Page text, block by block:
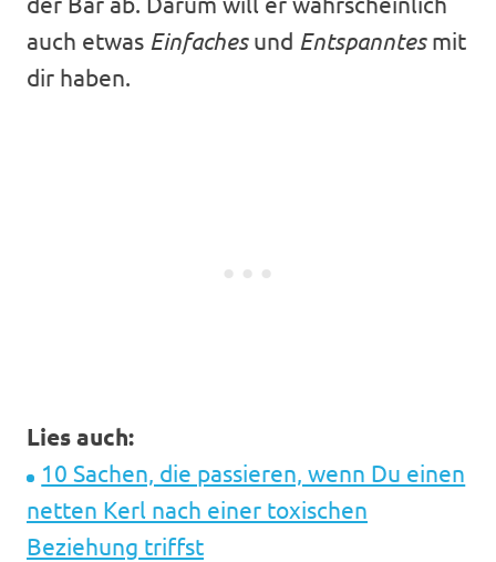
auch etwas Einfachesund Entspanntesmit
dir haben.
Lies auch:
10 Sachen, die passieren, wenn Du einen
netten Kerl nach einer toxischen
Beziehung triffst